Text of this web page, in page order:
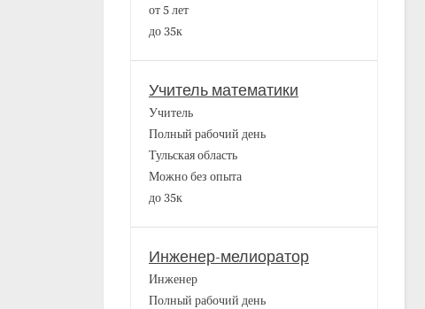
от 5 лет
до 35к
Учитель математики
Учитель
Полный рабочий день
Тульская область
Можно без опыта
до 35к
Инженер-мелиоратор
Инженер
Полный рабочий день